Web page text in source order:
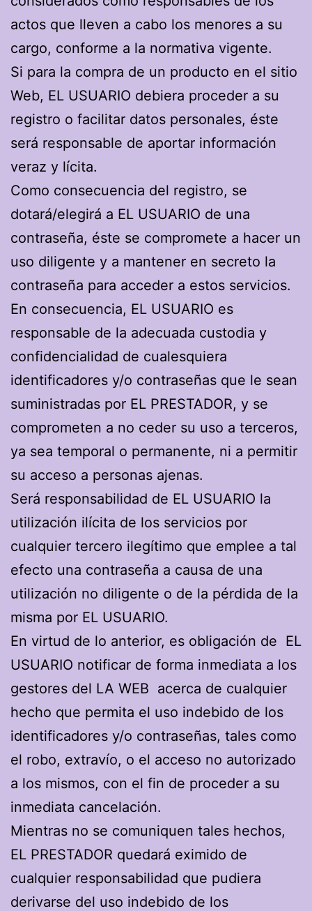
actos que lleven a cabo los menores a su
cargo, conforme a la normativa vigente.
Si para la compra de un producto en el sitio
Web, EL USUARIO debiera proceder a su
registro o facilitar datos personales, éste
será responsable de aportar información
veraz y lícita.
Como consecuencia del registro, se
dotará/elegirá a EL USUARIO de una
contraseña, éste se compromete a hacer un
uso diligente y a mantener en secreto la
contraseña para acceder a estos servicios.
En consecuencia, EL USUARIO es
responsable de la adecuada custodia y
confidencialidad de cualesquiera
identificadores y/o contraseñas que le sean
suministradas por EL PRESTADOR, y se
comprometen a no ceder su uso a terceros,
ya sea temporal o permanente, ni a permitir
su acceso a personas ajenas.
Será responsabilidad de EL USUARIO la
utilización ilícita de los servicios por
cualquier tercero ilegítimo que emplee a tal
efecto una contraseña a causa de una
utilización no diligente o de la pérdida de la
misma por EL USUARIO.
En virtud de lo anterior, es obligación de EL
USUARIO notificar de forma inmediata a los
gestores del LA WEB acerca de cualquier
hecho que permita el uso indebido de los
identificadores y/o contraseñas, tales como
el robo, extravío, o el acceso no autorizado
a los mismos, con el fin de proceder a su
inmediata cancelación.
Mientras no se comuniquen tales hechos,
EL PRESTADOR quedará eximido de
cualquier responsabilidad que pudiera
derivarse del uso indebido de los